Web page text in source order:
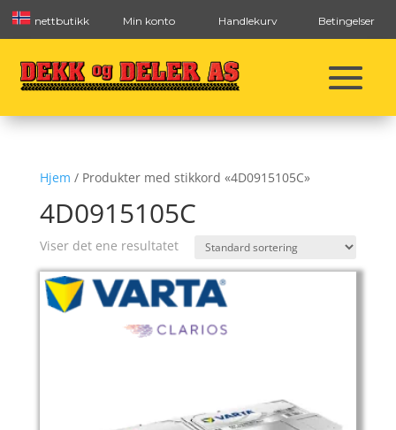
nettbutikk Min konto Handlekurv Betingelser
Hjem / Produkter med stikkord «4D0915105C»
4D0915105C
Viser det ene resultatet